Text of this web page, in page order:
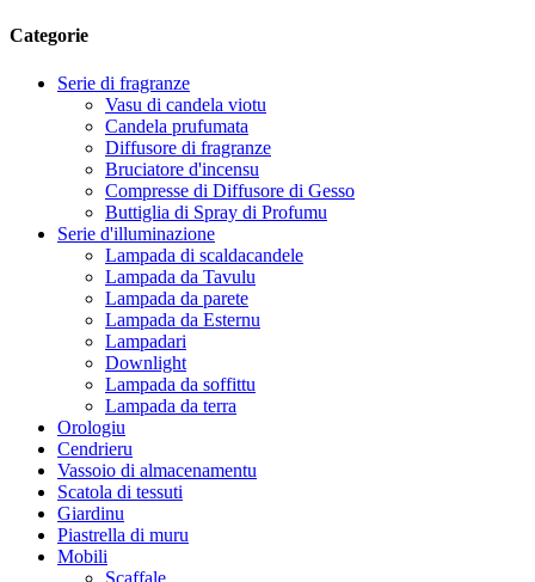
Categorie
Serie di fragranze
Vasu di candela viotu
Candela prufumata
Diffusore di fragranze
Bruciatore d'incensu
Compresse di Diffusore di Gesso
Buttiglia di Spray di Profumu
Serie d'illuminazione
Lampada di scaldacandele
Lampada da Tavulu
Lampada da parete
Lampada da Esternu
Lampadari
Downlight
Lampada da soffittu
Lampada da terra
Orologiu
Cendrieru
Vassoio di almacenamentu
Scatola di tessuti
Giardinu
Piastrella di muru
Mobili
Scaffale